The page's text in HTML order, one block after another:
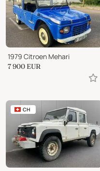
1979 Citroen Mehari
7 900 EUR
CH